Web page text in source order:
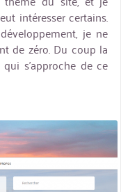
intéresser certains.
je ne
de zéro. Du coup la
s’approche de ce